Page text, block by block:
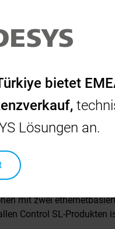
SCHNEIDER
mit zwei
Control SL-Produkten
bietet
Lösungen an.